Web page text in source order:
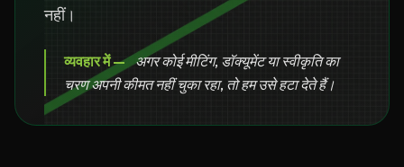
नहीं।
व्यवहार में — अगर कोई मीटिंग, डॉक्यूमेंट या स्वीकृति का
चरण अपनी कीमत नहीं चुका रहा, तो हम उसे हटा देते हैं।